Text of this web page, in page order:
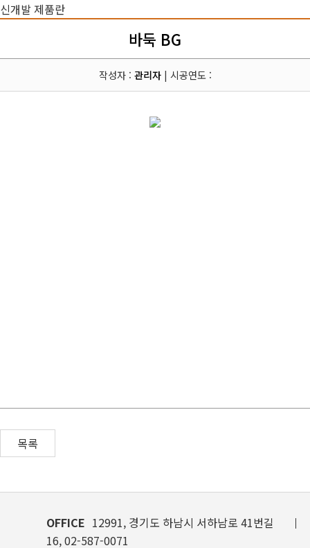
신개발 제품란
바둑 BG
작성자 : 관리자| 시공연도 :
목록
OFFICE 12991, 경기도 하남시 서하남로 41번길
16, 02-587-0071